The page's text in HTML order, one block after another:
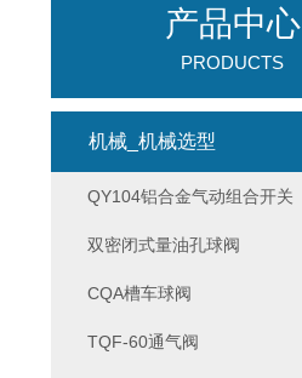
产品中心
PRODUCTS
机械_机械选型
QY104铝合金气动组合开关
双密闭式量油孔球阀
CQA槽车球阀
TQF-60通气阀